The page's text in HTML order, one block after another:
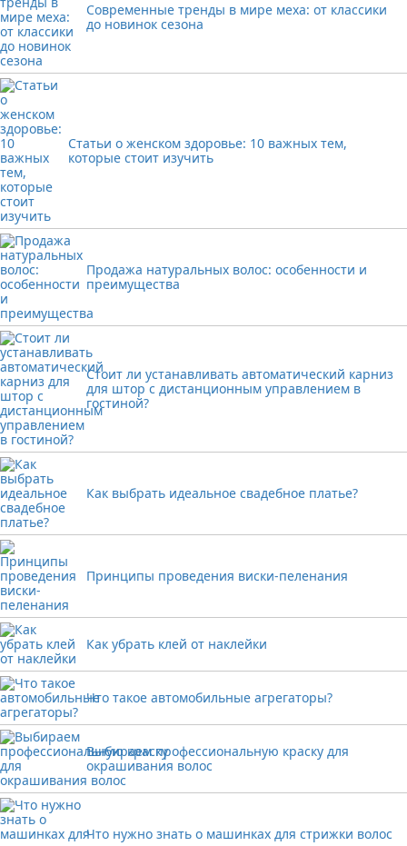
Современные тренды в мире меха: от классики
до новинок сезона
Статьи о женском здоровье: 10 важных тем,
которые стоит изучить
Продажа натуральных волос: особенности и
преимущества
Стоит ли устанавливать автоматический карниз
для штор с дистанционным управлением в
гостиной?
Как выбрать идеальное свадебное платье?
Принципы проведения виски-пеленания
Как убрать клей от наклейки
Что такое автомобильные агрегаторы?
Выбираем профессиональную краску для
окрашивания волос
Что нужно знать о машинках для стрижки волос